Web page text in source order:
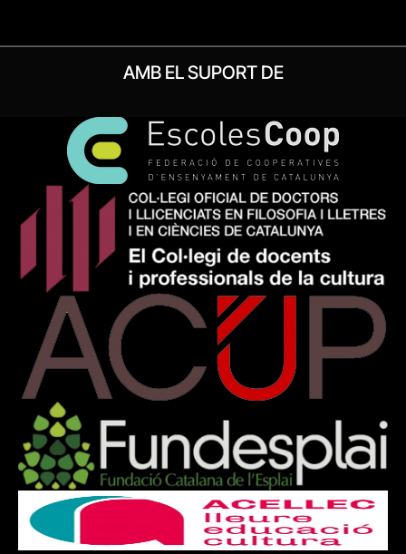
AMB EL SUPORT DE